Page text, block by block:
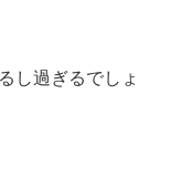
し過ぎるでしょ